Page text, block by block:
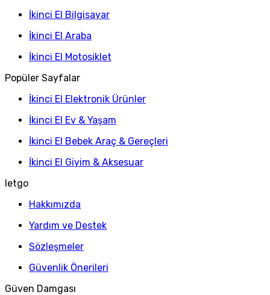
İkinci El Bilgisayar
İkinci El Araba
İkinci El Motosiklet
Popüler Sayfalar
İkinci El Elektronik Ürünler
İkinci El Ev & Yaşam
İkinci El Bebek Araç & Gereçleri
İkinci El Giyim & Aksesuar
letgo
Hakkımızda
Yardım ve Destek
Sözleşmeler
Güvenlik Önerileri
Güven Damgası